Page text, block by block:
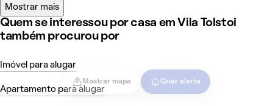
Mostrar mapa Criar alerta
Mostrar mais
Quem se interessou por casa em Vila Tolstoi
também procurou por
Imóvel para alugar
Apartamento para alugar